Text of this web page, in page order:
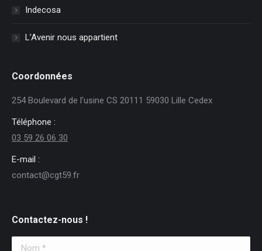
Indecosa
L’Avenir nous appartient
Coordonnées
254 Boulevard de l'usine CS 20111 59030 Lille Cedex
Téléphone :
03 59 26 06 30
E-mail :
contact@cgt59.fr
Contactez-nous !
Nom *